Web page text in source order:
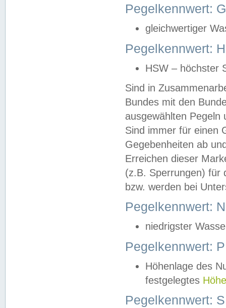
Pegelkennwert:
gleichwertiger
Pegelkennwert:
HSW – höchster
Sind in
Bundes mit den
ausgewählten
Sind immer für einen
Gegebenheiten ab
Erreichen dieser
(z.B. Sperrungen) für
bzw. werden bei
Pegelkennwert:
niedrigster
Pegelkennwert:
Höhenlage des
festgelegtes
Pegelkennwert: